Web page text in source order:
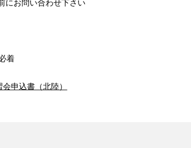
にお問い合わせ下さい
着
申込書（北陸）